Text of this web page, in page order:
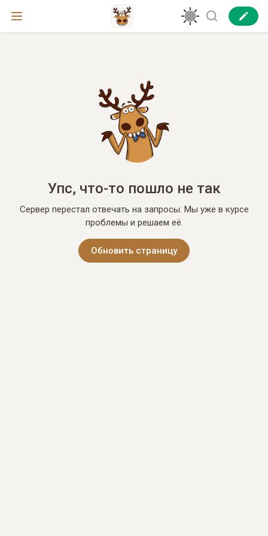
Упс, что-то пошло не так
Сервер перестал отвечать на запросы. Мы уже в курсе
проблемы и решаем её.
Обновить страницу